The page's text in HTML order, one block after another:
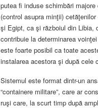
putea fi induse schimbări
(control asupra minţii)
şi Egipt, ca şi războiul din Libia,
contribuie la determinarea
este foarte posibil ca toate
instalarea acestora şi după cele
Sistemul este format dintr-un
“containere militare”, care ar
ruşi care, la scurt timp după